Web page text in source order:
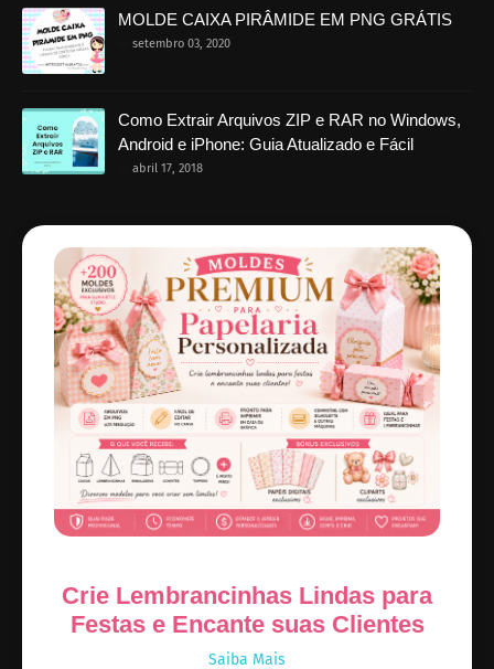
MOLDE CAIXA PIRÂMIDE EM PNG GRÁTIS
setembro 03, 2020
Como Extrair Arquivos ZIP e RAR no Windows,
Android e iPhone: Guia Atualizado e Fácil
abril 17, 2018
Crie Lembrancinhas Lindas para
Festas e Encante suas Clientes
Saiba Mais